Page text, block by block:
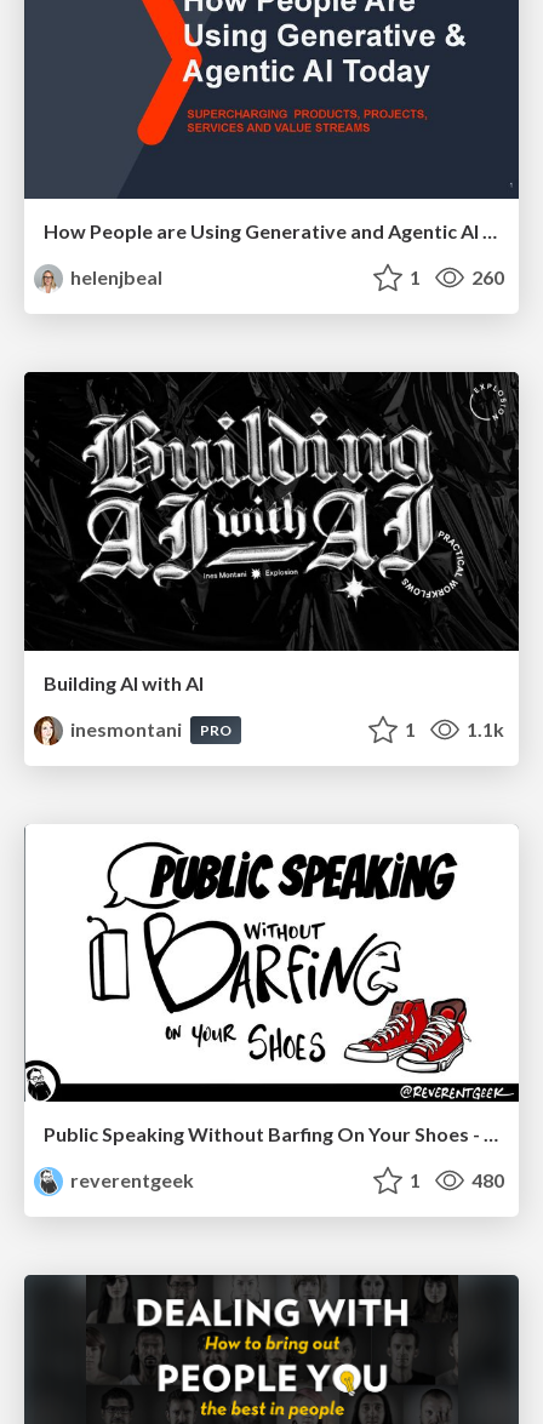
How People are Using Generative and Agentic AI to Supercharge Their Products, Projects, Services and Value Streams Today
helenjbeal
1 260
Building AI with AI
inesmontani
PRO 1 1.1k
Public Speaking Without Barfing On Your Shoes - THAT 2023
reverentgeek
1 480